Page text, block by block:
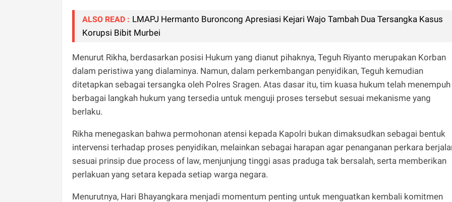
ALSO READ : LMAPJ Hermanto Buroncong Apresiasi Kejari Wajo Tambah Dua Tersangka Kasus
Korupsi Bibit Murbei
Menurut Rikha, berdasarkan posisi Hukum yang dianut pihaknya, Teguh Riyanto merupakan Korban
dalam peristiwa yang dialaminya. Namun, dalam perkembangan penyidikan, Teguh kemudian
ditetapkan sebagai tersangka oleh Polres Sragen. Atas dasar itu, tim kuasa hukum telah menempuh
berbagai langkah hukum yang tersedia untuk menguji proses tersebut sesuai mekanisme yang
berlaku.
Rikha menegaskan bahwa permohonan atensi kepada Kapolri bukan dimaksudkan sebagai bentuk
intervensi terhadap proses penyidikan, melainkan sebagai harapan agar penanganan perkara
sesuai prinsip due process of law, menjunjung tinggi asas praduga tak bersalah, serta memberikan
perlakuan yang setara kepada setiap warga negara.
Menurutnya, Hari Bhayangkara menjadi momentum penting untuk menguatkan kembali komitmen